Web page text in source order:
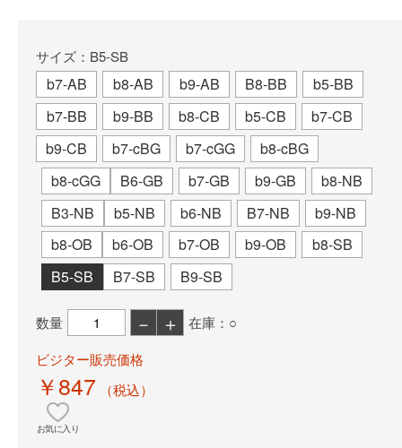
サイズ：B5-SB
b7-AB b8-AB b9-AB B8-BB
b5-BB
b7-BB
b9-BB b8-CB b5-CB
b7-CB
b9-CB
b7-cBG b7-cGG
b8-cBG
b8-cGG
B6-GB b7-GB b9-GB
b8-NB
B3-NB
b5-NB b6-NB B7-NB
b9-NB
b8-OB
b6-OB b7-OB b9-OB
b8-SB
B5-SB
B7-SB B9-SB
数量 － ＋
在庫：○
ビジター販売価格
￥847 （税込）
お気に入り